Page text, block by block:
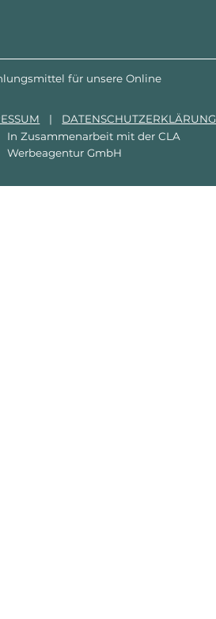
für unsere Online
| DATENSCHUTZERKLÄRUNG
In Zusammenarbeit mit derCLA
Werbeagentur GmbH